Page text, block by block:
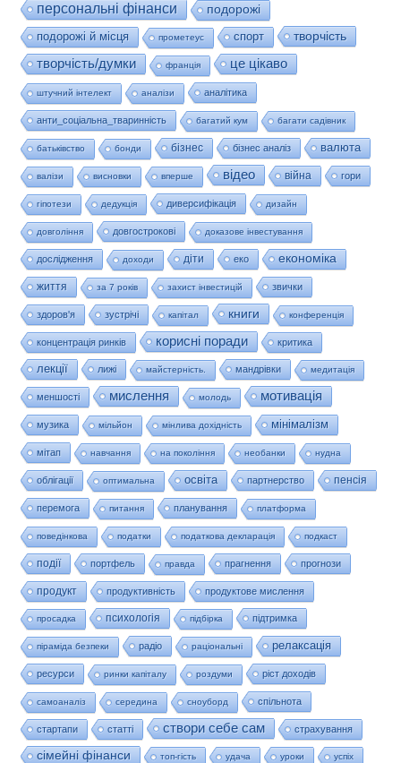
персональні фінанси
подорожі
подорожі й місця
прометеус спорт
творчість
творчість/думки
франція це цікаво
штучний інтелект аналізи аналітика
анти_соціальна_тваринність багатий кум багати садівник
батьківство бонди бізнес бізнес аналіз валюта
валізи висновки вперше відео війна гори
гіпотези дедукція диверсифікація дизайн
довгоління довгострокові доказове інвестування
дослідження доходи діти еко економіка
життя за 7 років захист інвестицій звички
здоров'я зустрічі капітал книги конференція
концентрація ринків корисні поради критика
лекції лижі майстерність. мандрівки медитація
меншості мислення молодь мотивація
музика мільйон мінлива дохідність мінімалізм
мітап навчання на покоління необанки нудна
облігації оптимальна освіта партнерство пенсія
перемога питання планування платформа
поведінкова податки податкова декларація подкаст
події портфель правда прагнення прогнози
продукт продуктивність продуктове мислення
просадка психологія підбірка підтримка
піраміда безпеки радіо раціональні релаксація
ресурси ринки капіталу роздуми ріст доходів
самоаналіз середина сноуборд спільнота
стартапи статті створи себе сам страхування
сімейні фінанси топ-гість удача уроки успіх